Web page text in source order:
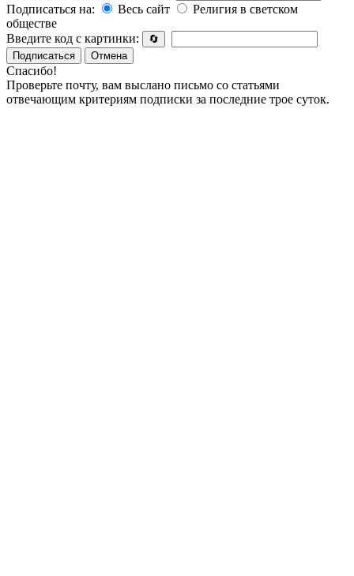
Подписаться на:
Весь сайт
Религия в светском
обществе
Введите код с картинки:
🔄
Подписаться
Отмена
Спасибо!
Проверьте почту, вам выслано письмо со статьями
отвечающим критериям подписки за последние трое суток.